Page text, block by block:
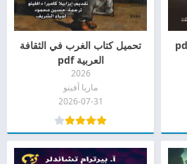
تحميل كتاب الغرب في الثقافة
العربية pdf
2026
ماريا آفينو
2026-07-31